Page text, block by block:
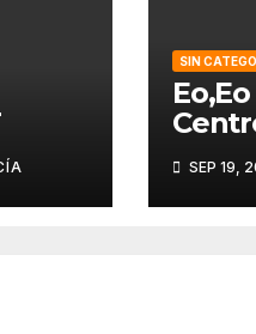
SIN
de la
SEP 19,